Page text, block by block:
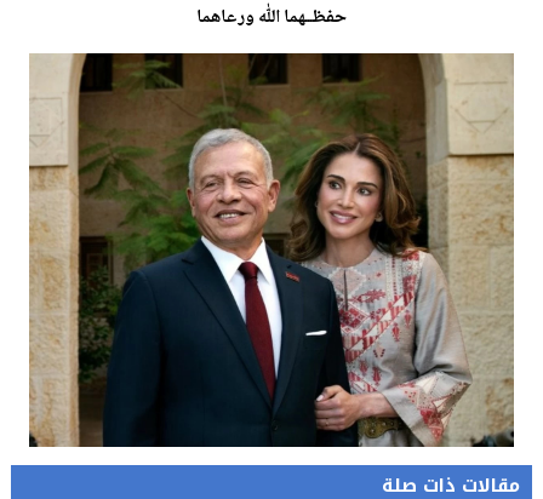
حفظـــهما الله ورعاهما
مقالات ذات صلة